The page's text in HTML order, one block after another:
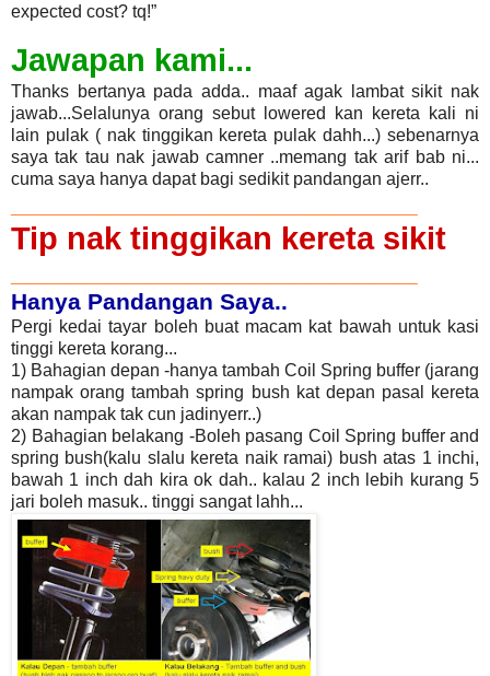
expected cost? tq!
Jawapan kami...
Thanks bertanya pada adda.. maaf agak lambat sikit nak
jawab...Selalunya orang sebut lowered kan kereta kali ni
lain pulak ( nak tinggikan kereta pulak dahh...) sebenarnya
saya tak tau nak jawab camner ..memang tak arif bab ni...
cuma saya hanya dapat bagi sedikit pandangan ajerr..
Tip nak tinggikan kereta sikit
Hanya Pandangan Saya..
Pergi kedai tayar boleh buat macam kat bawah untuk kasi
tinggi kereta korang...
1) Bahagian depan -hanya tambah Coil Spring buffer (jarang
nampak orang tambah spring bush kat depan pasal kereta
akan nampak tak cun jadinyerr..)
2) Bahagian belakang -Boleh pasang Coil Spring buffer and
spring bush(kalu slalu kereta naik ramai) bush atas 1 inchi,
bawah 1 inch dah kira ok dah.. kalau 2 inch lebih kurang 5
jari boleh masuk.. tinggi sangat lahh...